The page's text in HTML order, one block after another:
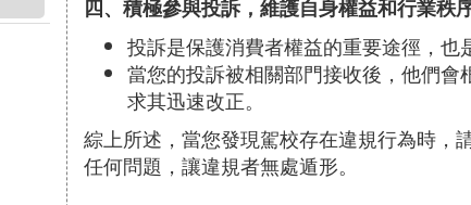
四、積極參與投訴，維護自身權益和行業秩
投訴是保護消費者權益的重要途徑，也
當您的投訴被相關部門接收後，他們
求其迅速改正。
綜上所述，當您發現駕校存在違規行為時，
任何問題，讓違規者無處遁形。